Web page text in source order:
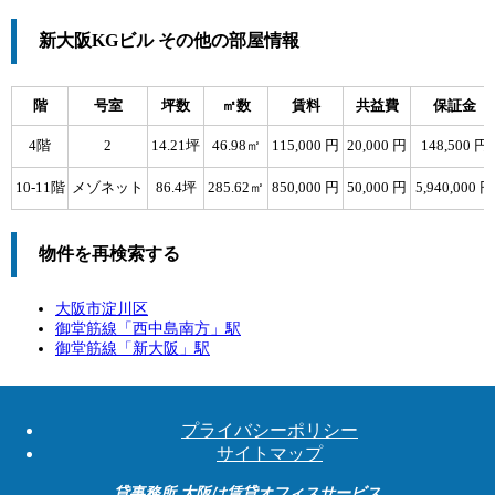
新大阪KGビル その他の部屋情報
階 号室 坪数 ㎡数 賃料 共益費 保証金
4階 2 14.21坪 46.98㎡ 115,000 円 20,000 円 148,500 円
10-11階 メゾネット 86.4坪 285.62㎡ 850,000 円 50,000 円 5,940,000 円
物件を再検索する
大阪市淀川区
御堂筋線「 西中島南方 」駅
御堂筋線「 新大阪 」駅
プライバシーポリシー
サイトマップ